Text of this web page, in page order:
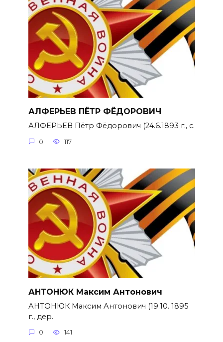
АЛФЕРЬЕВ ПЁТР ФЁДОРОВИЧ
АЛФЕРЬЕВ Пётр Фёдорович (24.6.1893 г., с.
0 117
АНТОНЮК Максим Антонович
АНТОНЮК Максим Антонович (19.10. 1895
г., дер.
0 141